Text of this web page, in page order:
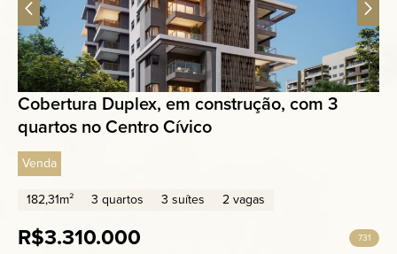
Cobertura Duplex, em construção, com 3
quartos no Centro Cívico
Venda
182,31m²
3 quartos 3 suítes 2 vagas
R$3.310.000 731